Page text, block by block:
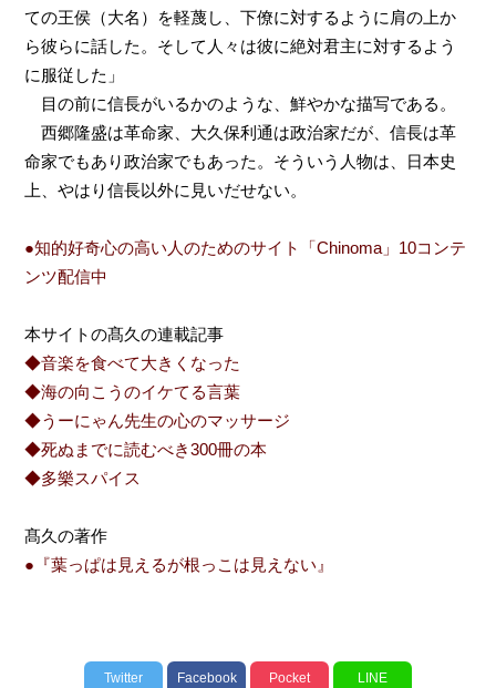
ての王侯（大名）を軽蔑し、下僚に対するように肩の上か
ら彼らに話した。そして人々は彼に絶対君主に対するよう
に服従した」
目の前に信長がいるかのような、鮮やかな描写である。
西郷隆盛は革命家、大久保利通は政治家だが、信長は革
命家でもあり政治家でもあった。そういう人物は、日本史
上、やはり信長以外に見いだせない。
●知的好奇心の高い人のためのサイト「Chinoma」10コンテ
ンツ配信中
本サイトの髙久の連載記事
◆音楽を食べて大きくなった
◆海の向こうのイケてる言葉
◆うーにゃん先生の心のマッサージ
◆死ぬまでに読むべき300冊の本
◆多樂スパイス
髙久の著作
●『葉っぱは見えるが根っこは見えない』
Twitter Facebook Pocket LINE